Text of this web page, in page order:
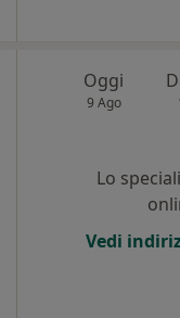
Oggi
9 Ago
Lo
Vedi